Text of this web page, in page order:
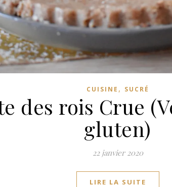
CUISINE , SUCRÉ
des rois Crue
gluten)
22 janvier 2020
LIRE LA SUITE